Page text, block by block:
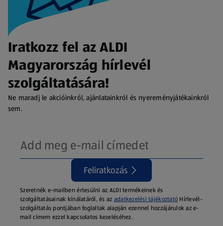
Iratkozz fel az ALDI
Magyarország hírlevél
szolgáltatására!
Ne maradj le akcióinkról, ajánlatainkról és nyereményjátékainkról
sem.
Feliratkozás
Szeretnék e-mailben értesülni az ALDI termékeinek és
szolgáltatásainak kínálatáról, és az adatkezelési tájékoztató Hírlevél-
szolgáltatás pontjában foglaltak alapján ezennel hozzájárulok az e-
mail címem ezzel kapcsolatos kezeléséhez.